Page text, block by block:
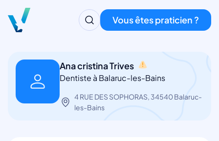
Vous êtes praticien ?
Ana cristina Trives
Dentiste à Balaruc-les-Bains
4 RUE DES SOPHORAS, 34540 Balaruc-
les-Bains